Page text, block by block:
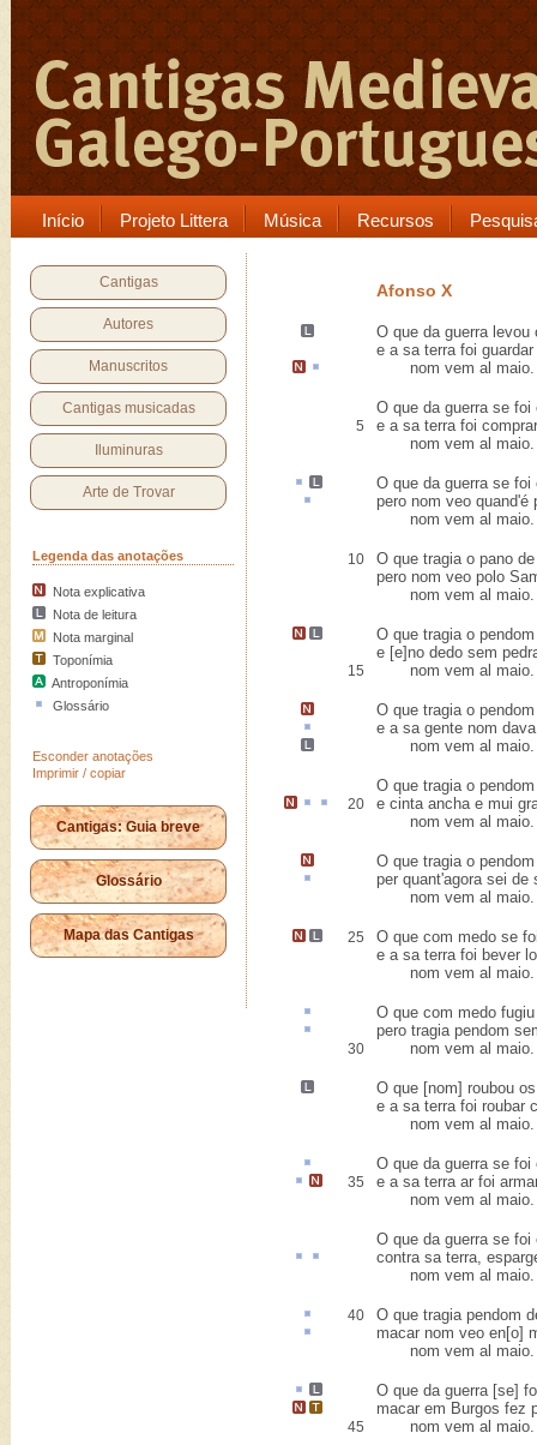
Início Projeto Littera Música Recursos
Cantigas
Autores
Manuscritos
Cantigas musicadas
Iluminuras
Arte de Trovar
Legenda das anotações
Nota explicativa
Nota de leitura
Nota marginal
Toponímia
Antroponímia
Glossário
Esconder anotações
Imprimir / copiar
Cantigas: Guia breve
Glossário
Mapa das Cantigas
Afonso X
O que da guerra levou
e a sa terra foi
nom vem al maio.
O que da guerra se foi
5
e a sa terra foi
nom vem al maio.
O que da guerra se
pero nom veo quand'é
nom vem al maio.
10
O que tragia o pano
pero nom veo polo
nom vem al maio.
O que tragia o
e [e]no dedo sem
15 nom vem al maio.
O que tragia o
e a sa gente nom
nom vem al maio.
O que tragia o
20 e cinta anchae mui
nom vem al maio.
O que tragia o
per quant'agora sei de
nom vem al maio.
25
O que com medo se
e a sa terra foi bever
nom vem al maio.
O que com medo
pero tragia pendom
30 nom vem al maio.
O que [nom] roubou
e a sa terra foi roubar
nom vem al maio.
O que da guerra se
35 e a sa terraar foi
nom vem al maio.
O que da guerra se foi
contrasa terra,
nom vem al maio.
40
O que tragia pendom
macar nom veo en[o]
nom vem al maio.
O que da guerra [se]
macar em Burgos fez
45 nom vem al maio.